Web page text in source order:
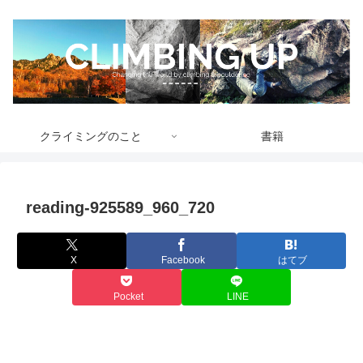
クライミングのこと 書籍
reading-925589_960_720
X Facebook はてブ
Pocket LINE